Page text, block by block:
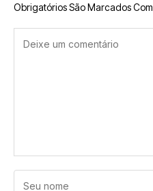
Obrigatórios São Marcados Com